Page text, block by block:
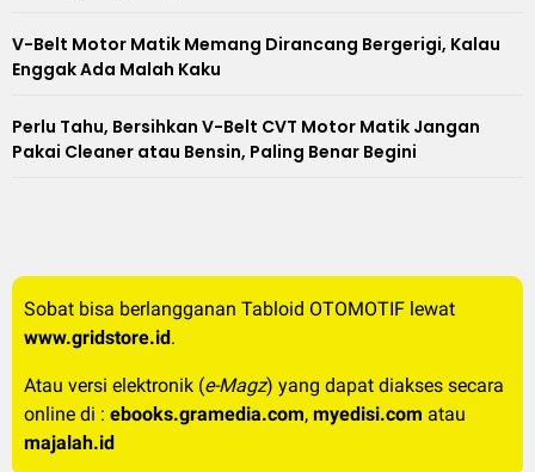
V-Belt Motor Matik Memang Dirancang Bergerigi, Kalau
Enggak Ada Malah Kaku
Perlu Tahu, Bersihkan V-Belt CVT Motor Matik Jangan
Pakai Cleaner atau Bensin, Paling Benar Begini
Sobat bisa berlangganan Tabloid OTOMOTIF lewat
www.gridstore.id.
Atau versi elektronik (e-Magz) yang dapat diakses secara
online di : ebooks.gramedia.com, myedisi.com atau
majalah.id